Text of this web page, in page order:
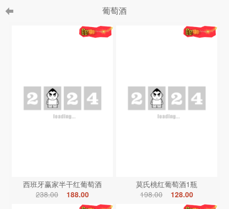
葡萄酒
西班牙赢家半干红葡萄酒
238.00
188.00
莫氏桃红葡萄酒1瓶
198.00
128.00